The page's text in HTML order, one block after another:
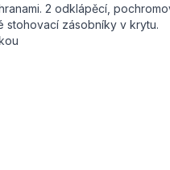
2 odklápěcí,
stohovací zásobníky v krytu.